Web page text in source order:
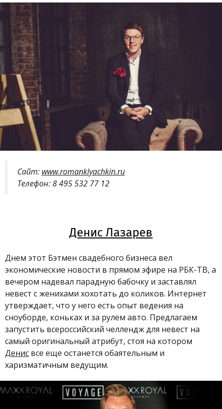
Сайт: www.romanklyachkin.ru
Телефон: 8 495 532 77 12
Денис Лазарев
Днем этот Бэтмен свадебного бизнеса вел
экономические новости в прямом эфире на РБК-ТВ, а
вечером надевал парадную бабочку и заставлял
невест с женихами хохотать до коликов. Интернет
утверждает, что у него есть опыт ведения на
сноуборде, коньках и за рулем авто. Предлагаем
запустить всероссийский челлендж для невест на
самый оригинальный атрибут, стоя на котором
Денис все еще останется обаятельным и
харизматичным ведущим.